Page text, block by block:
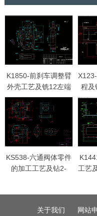
K1850-前刹车调整臂
外壳工艺及铣12左端
面夹具设计
程
KS538-六通阀体零件
的加工工艺及钻2-
工艺
关于我们 网站